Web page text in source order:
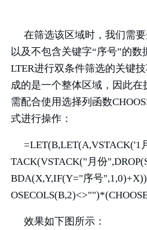
在筛选该区域时，我们需
以及不包含关键字“序号”的
LTER进行双条件筛选的关键
成的是一个整体区域，因此
需配合使用选择列函数
式进行操作：
=LET(B,LET(A,VSTACK('1
TACK(VSTACK("月份
BDA(X,Y,IF(Y="序号
效果如下图所示：